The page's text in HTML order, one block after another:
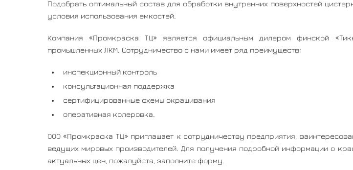
Подобрать оптимальный состав для обработки внутренних поверхностей
условия использования емкостей.
Компания «Промкраска ТЦ» является официальным дилером финской
промышленных ЛКМ. Сотрудничество с нами имеет ряд преимуществ:
инспекционный контроль
консультационная поддержка
сертифицированные схемы окрашивания
оперативная колеровка.
ООО «Промкраска ТЦ» приглашает к сотрудничеству предприятия,
ведущих мировых производителей. Для получения подробной информации о
актуальных цен, пожалуйста, заполните форму.